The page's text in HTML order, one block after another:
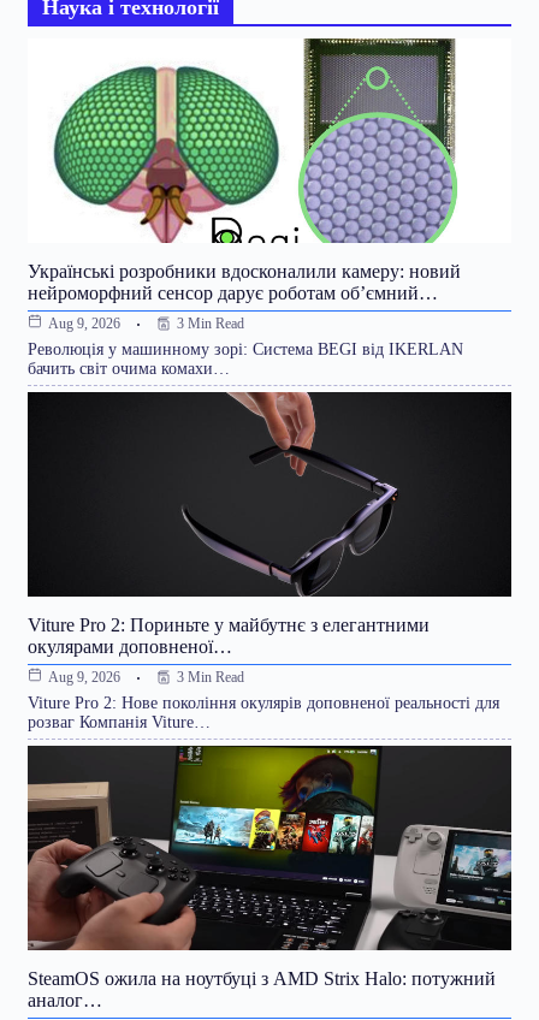
Наука і технології
Українські розробники вдосконалили камеру: новий
нейроморфний сенсор дарує роботам об’ємний…
Aug 9, 2026 3 Min Read
Революція у машинному зорі: Система BEGI від IKERLAN
бачить світ очима комахи…
Viture Pro 2: Пориньте у майбутнє з елегантними
окулярами доповненої…
Aug 9, 2026 3 Min Read
Viture Pro 2: Нове покоління окулярів доповненої реальності для
розваг Компанія Viture…
SteamOS ожила на ноутбуці з AMD Strix Halo: потужний
аналог…